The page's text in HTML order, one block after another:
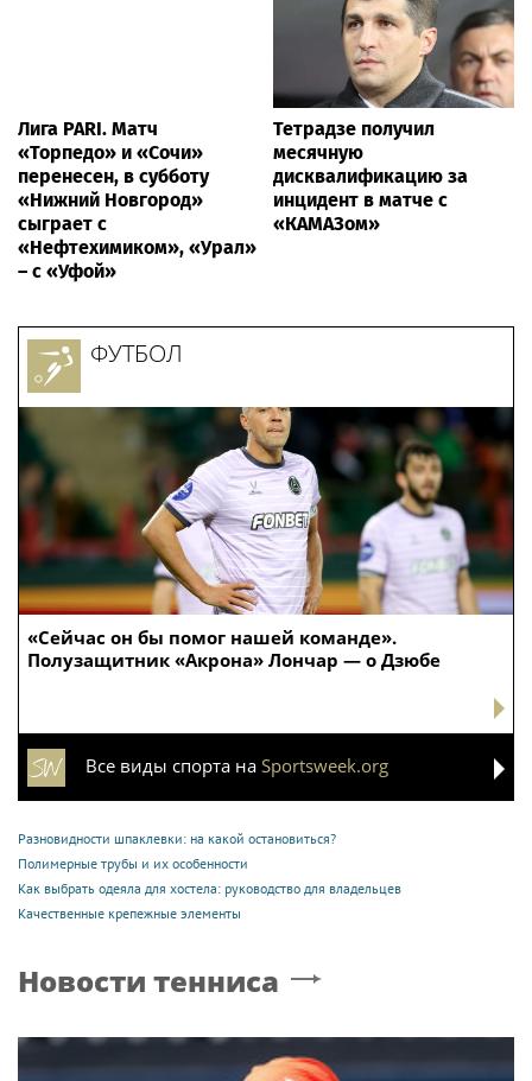
Лига PARI. Матч
«Торпедо» и «Сочи»
перенесен, в субботу
«Нижний Новгород»
сыграет с
«Нефтехимиком», «Урал»
– с «Уфой»
Тетрадзе получил
месячную
дисквалификацию за
инцидент в матче с
«КАМАЗом»
«Сейчас он бы помог нашей команде».
Полузащитник «Акрона» Лончар — о Дзюбе
ФУТБОЛ
Все виды спорта на Sportsweek.org
Разновидности шпаклевки: на какой остановиться?
Полимерные трубы и их особенности
Как выбрать одеяла для хостела: руководство для владельцев
Качественные крепежные элементы
Новости тенниса